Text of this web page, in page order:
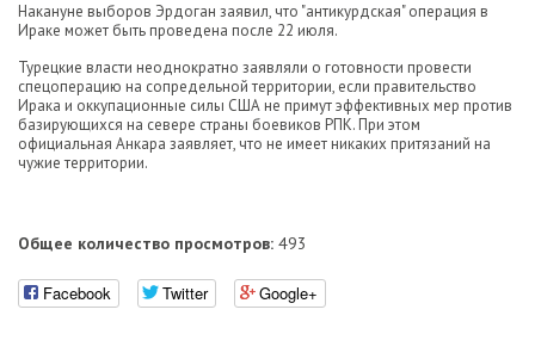
Накануне выборов Эрдоган заявил, что "антикурдская" операция в
Ираке может быть проведена после 22 июля.
Турецкие власти неоднократно заявляли о готовности провести
спецоперацию на сопредельной территории, если правительство
Ирака и оккупационные силы США не примут эффективных мер против
базирующихся на севере страны боевиков РПК. При этом
официальная Анкара заявляет, что не имеет никаких притязаний на
чужие территории.
Общее количество просмотров: 493
Facebook Twitter Google+